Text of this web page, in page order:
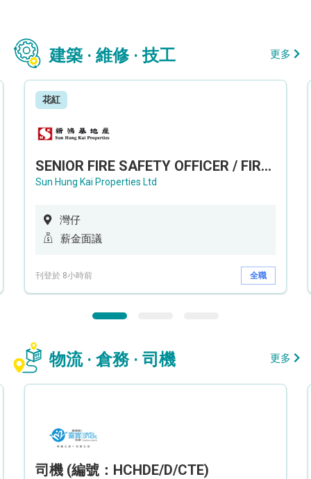
建築 · 維修 · 技工 更多
花紅
SENIOR FIRE SAFETY OFFICER / FIRE SAFETY OFFICER
Sun Hung Kai Properties Ltd
灣仔
薪金面議
刊登於 8小時前 全職
物流 · 倉務 · 司機 更多
司機 (編號：HCHDE/D/CTE)